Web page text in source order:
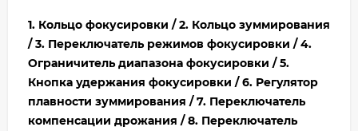
1. Кольцо фокусировки / 2. Кольцо зуммирования
/ 3. Переключатель режимов фокусировки / 4.
Ограничитель диапазона фокусировки / 5.
Кнопка удержания фокусировки / 6. Регулятор
плавности зуммирования / 7. Переключатель
компенсации дрожания / 8. Переключатель